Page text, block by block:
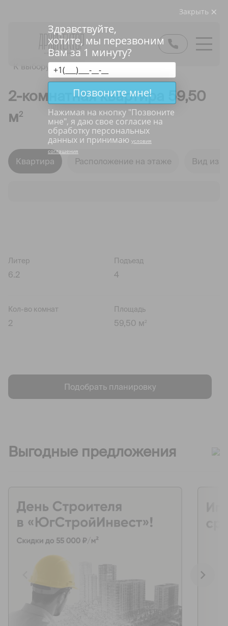
К выбору квартир
2-комнатная квартира 59,50
м2
Литер
6.2
Подъезд
4
Кол-во комнат
2
Площадь
59,50 м 2
Подобрать планировку
Квартира Расположение на этаже Вид из
Выгодные предложения
Закрыть
Здравствуйте,
хотите, мы перезвоним
Вам за 1 минуту?
Позвоните мне!
Нажимая на кнопку "Позвоните
мне", я даю свое согласие на
обработку персональных
данных и принимаю условия
соглашения